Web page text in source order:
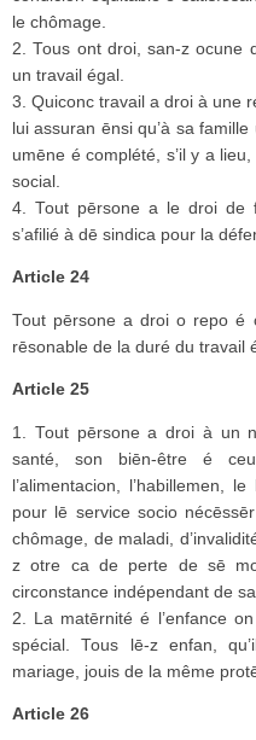
le chômage.
2. Tous ont droi, san-z ocune
un travail égal.
3. Quiconc travail a droi à une
lui assuran ēnsi qu’à sa
umēne é complété, s’il y a
social.
4. Tout pērsone a le droi de
s’afilié à dē sindica pour la
Article 24
Tout pērsone a droi o repo é
rēsonable de la duré du travail
Article 25
1. Tout pērsone a droi à un
santé, son biēn-être é
l’alimentacion, l’habillemen,
pour lē service socio
chômage, de maladi,
z otre ca de perte de sē
circonstance indépendant de sa
2. La matērnité é l’enfance
spécial. Tous lē-z enfan,
mariage, jouis de la même
Article 26